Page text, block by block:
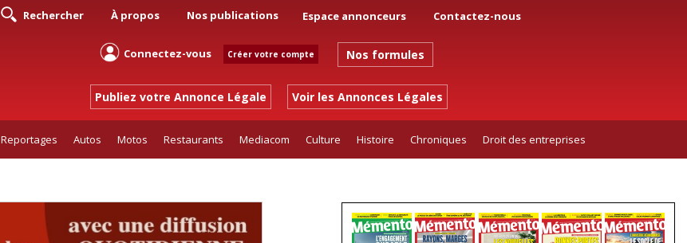
Rechercher À propos Nos publications Espace annonceurs Contactez-nous
Connectez-vous Créer votre compte Nos formules
Publiez votre Annonce Légale Voir les Annonces Légales
Reportages Autos Motos Restaurants Mediacom Culture Histoire Chroniques Droit des entreprises